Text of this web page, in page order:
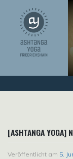
springen
[ASHTANGA YOGA]
Veröffentlicht am 5.